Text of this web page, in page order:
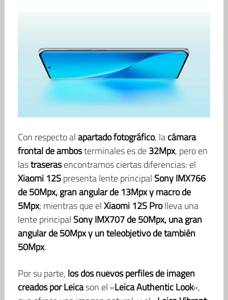
Con respecto alapartado fotográfico, lacámara
frontal de ambosterminales es de32Mpx, pero en
lastraserasencontramos ciertas diferencias: el
Xiaomi 12Spresenta lente principal Sony IMX766
de 50Mpx, gran angular de 13Mpx y macro de
5Mpx; mientras que elXiaomi 12S Prolleva una
lente principal Sony IMX707 de 50Mpx, una gran
angular de 50Mpx y un teleobjetivo de también
50Mpx.
Por su parte, los dos nuevos perfiles de imagen
creados por Leicason el «Leica Authentic Look«,